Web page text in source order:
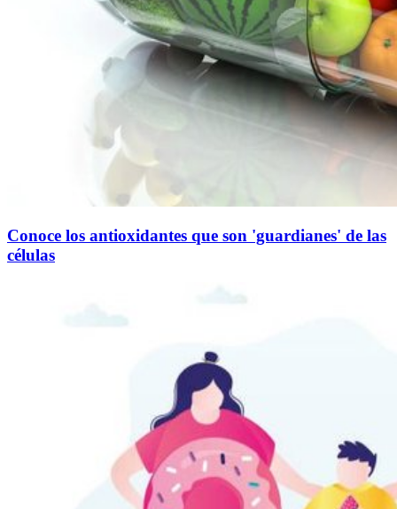
Conoce los antioxidantes que son 'guardianes' de las
células